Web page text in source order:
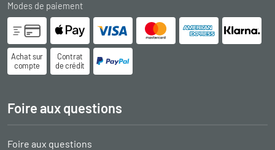
Modes de paiement
Achat sur
compte
Contrat
de crédit
Foire aux questions
Foire aux questions